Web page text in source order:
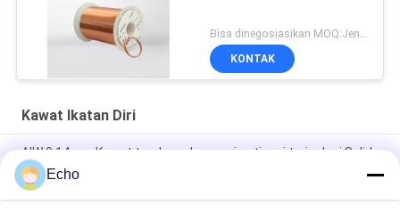
KONTAK
Kawat Ikatan Diri
AIW 0,14mm Kawat tembaga kemurnian tinggi terisolasi Solid
enamel
AIW220 0.14mm Hot Wind Enameled Copper Wire untuk Listrik
Echo